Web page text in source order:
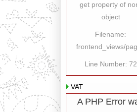
get property of
object
Filename:
frontend_views/
Line Number: 72
VAT
A PHP Error